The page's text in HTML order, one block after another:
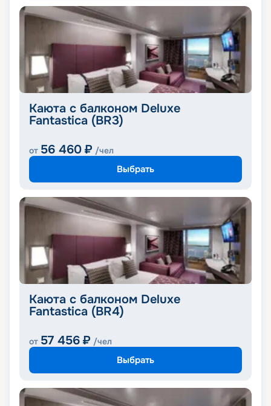
Каюта с балконом Deluxe
Fantastica (BR3)
от 56 460 ₽ /чел
Выбрать
Каюта с балконом Deluxe
Fantastica (BR4)
от 57 456 ₽ /чел
Выбрать